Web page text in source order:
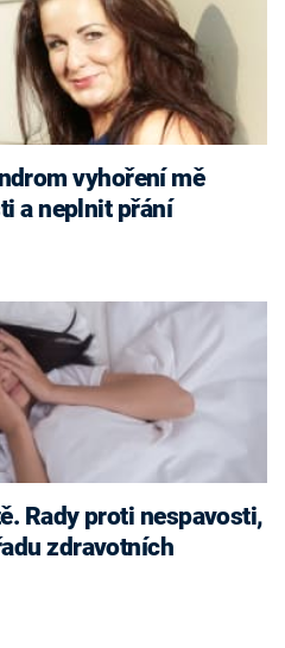
vyhoření mě
a neplnit přání
Rady proti nespavosti,
zdravotních